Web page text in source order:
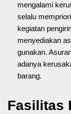
mengalami
selalu
kegiatan
menyediakan
gunakan.
adanya
barang.
Fasilitas